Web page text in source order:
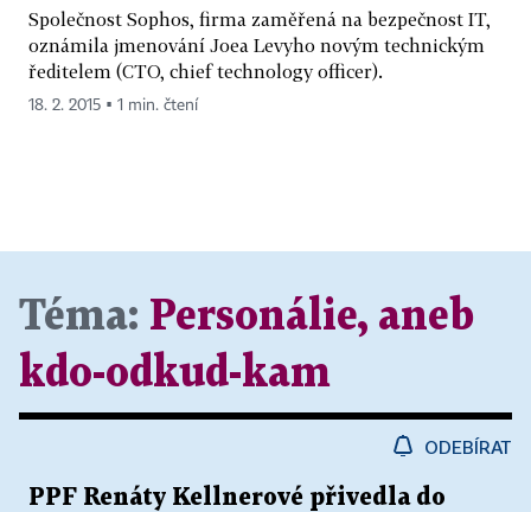
Společnost Sophos, firma zaměřená na bezpečnost IT,
oznámila jmenování Joea Levyho novým technickým
ředitelem (CTO, chief technology officer).
18. 2. 2015 ▪ 1 min. čtení
Téma: Personálie, aneb
kdo-odkud-kam
ODEBÍRAT
PPF Renáty Kellnerové přivedla do